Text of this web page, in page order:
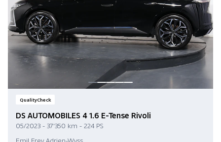
QualityCheck
DS AUTOMOBILES 4 1.6 E-Tense Rivoli
05/2023 - 37'350 km - 224 PS
Emil Frey Adrien-Wyss